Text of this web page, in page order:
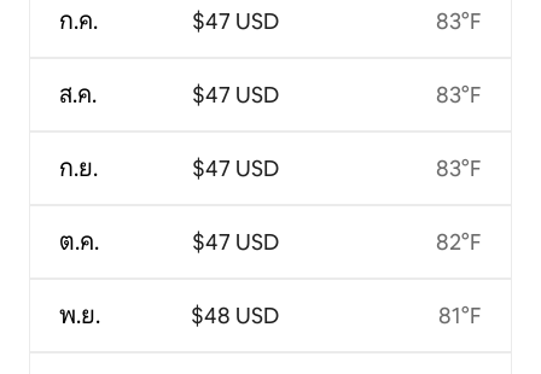
ก.ค.
ส.ค.
ก.ย.
ต.ค.
พ.ย.
$47 USD
$47 USD
$47 USD
$47 USD
$48 USD
83°F
83°F
83°F
82°F
81°F